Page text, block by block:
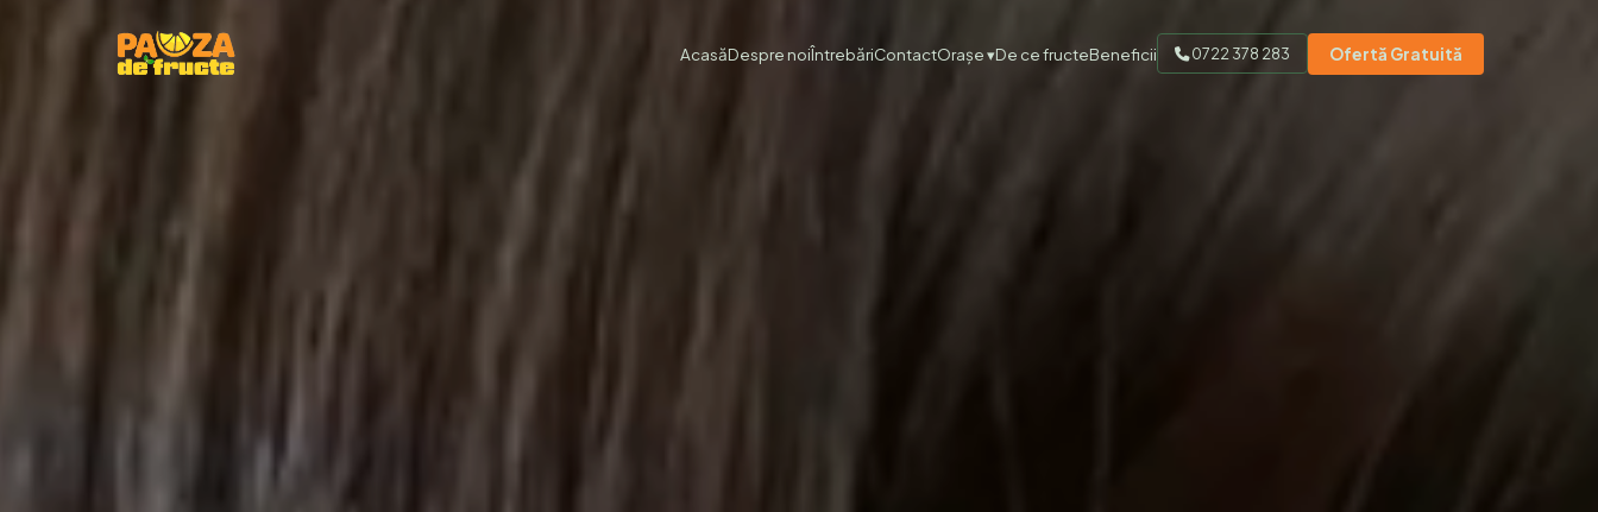
AcasăDespre noiÎntrebăriContactOrașe ▾De ce fructeBeneficii 0722 378 283 Ofertă Gratuită